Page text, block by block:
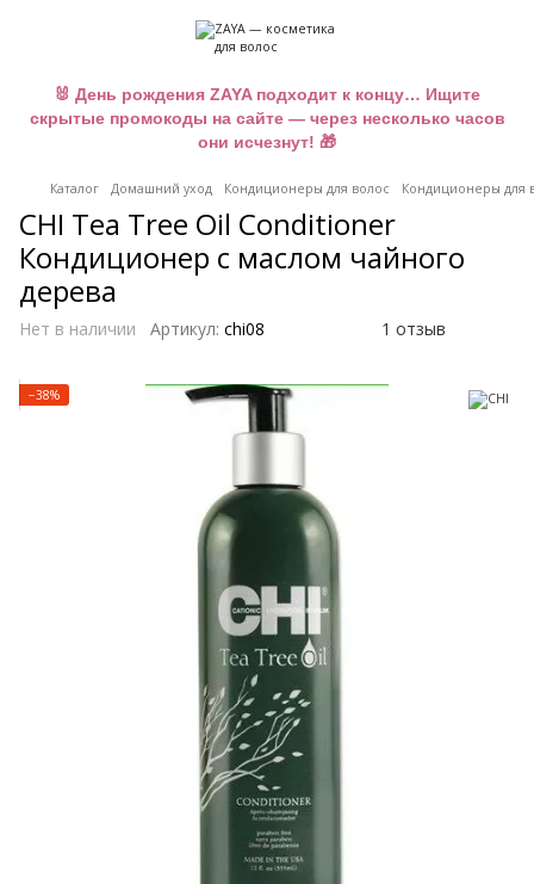
🐰 День рождения ZAYA подходит к концу… Ищите
скрытые промокоды на сайте — через несколько часов
они исчезнут! 🎁
Каталог Домашний уход Кондиционеры для волос Кондиционеры для
CHI Tea Tree Oil Conditioner
Кондиционер с маслом чайного
дерева
Нет в наличии Артикул: chi08 1 отзыв
−38%